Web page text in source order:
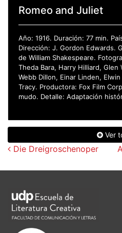
Romeo and Juliet
Año: 1916. Duración: 77 min.
Dirección: J. Gordon Edwards.
de William Shakespeare.
Theda Bara, Harry Hilliard, Glen
Webb Dillon, Einar Linden,
Tracy. Productora: Fox Film
mudo. Detalle: Adaptación
Ver
Navegación
Die Dreigroschenoper